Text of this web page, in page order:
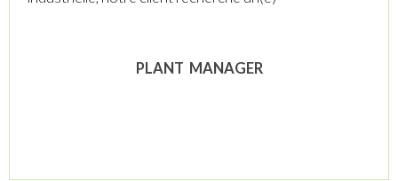
PLANT MANAGER